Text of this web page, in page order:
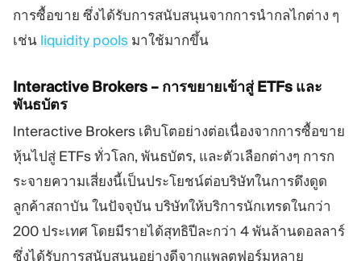
การซื้อขาย ซึ่งได้รับการสนับสนุนจากการนำกลไกต่าง ๆ
เช่น liquidity pools มาใช้มากขึ้น
Interactive Brokers – การขยายเข้าสู่ ETFs และ
พันธบัตร
Interactive Brokers เติบโตอย่างต่อเนื่องจากการซื้อขาย
หุ้นไปสู่ ETFs ทั่วโลก, พันธบัตร, และตัวเลือกต่างๆ การก
ระจายความเสี่ยงนี้เป็นประโยชน์ต่อบริษัทในการดึงดูด
ลูกค้าสถาบัน ในปัจจุบัน บริษัทให้บริการนักเทรดในกว่า
200 ประเทศ โดยมีรายได้สุทธิปีละกว่า 4 พันล้านดอลลาร์
ซึ่งได้รับการสนับสนุนอย่างดีจากแพลตฟอร์มหลาย